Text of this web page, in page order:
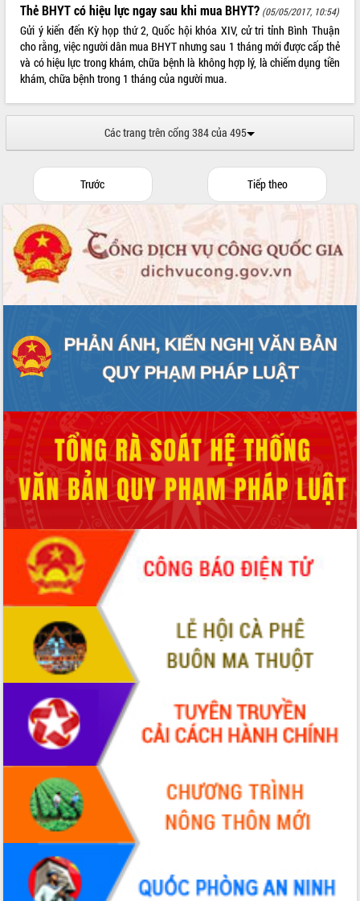
Thẻ BHYT có hiệu lực ngay sau khi mua BHYT? (05/05/2017, 10:54)
Gửi ý kiến đến Kỳ họp thứ 2, Quốc hội khóa XIV, cử tri tỉnh Bình Thuận
cho rằng, việc người dân mua BHYT nhưng sau 1 tháng mới được cấp thẻ
và có hiệu lực trong khám, chữa bệnh là không hợp lý, là chiếm dụng tiền
khám, chữa bệnh trong 1 tháng của người mua.
Các trang trên cổng 384 của 495
Trước Tiếp theo